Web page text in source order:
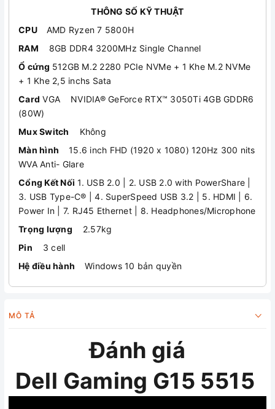
THÔNG SỐ KỸ THUẬT
CPU
AMD Ryzen 7 5800H
RAM 8GB DDR4 3200MHz Single Channel
Ổ cứng 512GB M.2 2280 PCIe NVMe + 1 Khe M.2 NVMe
+ 1 Khe 2,5 inchs Sata
Card VGA NVIDIA® GeForce RTX™ 3050Ti 4GB GDDR6
(80W)
Mux Switch Không
Màn hình
15.6 inch FHD (1920 x 1080) 120Hz 300 nits
WVA Anti- Glare
Cổng Kết Nối 1. USB 2.0 | 2. USB 2.0 with PowerShare |
3. USB Type-C® | 4. SuperSpeed USB 3.2 | 5. HDMI | 6.
Power In | 7. RJ45 Ethernet | 8. Headphones/Microphone
Trọng lượng 2.57kg
Pin 3 cell
Hệ điều hành
Windows 10 bản quyền
MÔ TẢ
Đánh giá
Dell Gaming G15 5515